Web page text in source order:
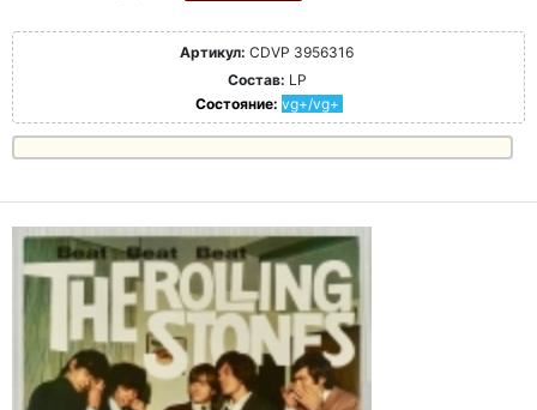
Артикул: CDVP 3956316
Состав: LP
Состояние: vg+/vg+